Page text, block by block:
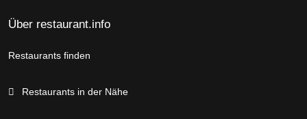
Über restaurant.info
Restaurants finden
Restaurants in der Nähe